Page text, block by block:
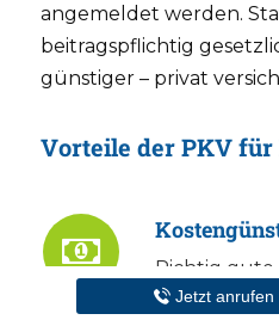
angemeldet werden.
beitragspflichtig
günstiger – privat
Vorteile der PKV
Richtig gute
Selbstbehalt
Jetzt anrufen